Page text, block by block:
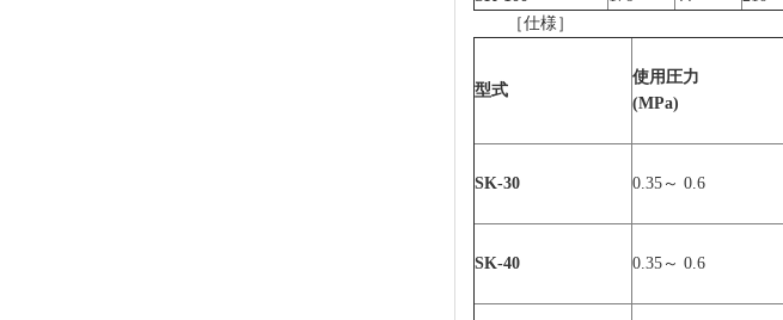
［仕様］
型式
使用圧力
(MPa)
SK-30 0.35～ 0.6
SK-40 0.35～ 0.6